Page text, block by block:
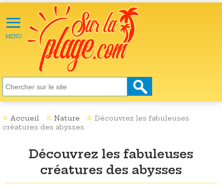
≡
MENU
ACTU
LOISIRS
NATURE
ÉCOLOGIE
SANTÉ
SOCIÉTÉ
CULTURE
DESTINATIONS
Accueil Nature
Découvrez les fabuleuses
créatures des abysses
Découvrez les fabuleuses
créatures des abysses